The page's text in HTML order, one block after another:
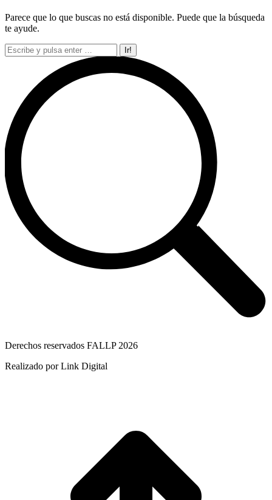
Parece que lo que buscas no está disponible. Puede que la búsqueda
te ayude.
Buscar:
Derechos reservados FALLP 2026
Realizado por Link Digital